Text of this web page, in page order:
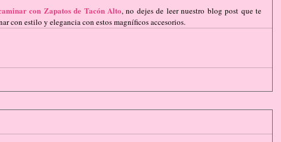
con Zapatos de Tacón Alto, no dejes de leer nuestro blog post que te
con estilo y elegancia con estos magníficos accesorios.